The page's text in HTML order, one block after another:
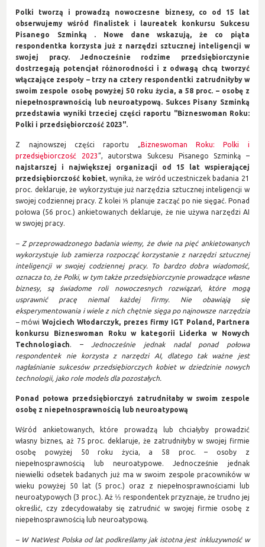
Polki tworzą i prowadzą nowoczesne biznesy, co od 15 lat
obserwujemy wśród finalistek i laureatek konkursu Sukcesu
Pisanego Szminką .
Nowe dane wskazują, że co piąta
respondentka korzysta już z narzędzi sztucznej inteligencji w
swojej pracy. Jednocześnie rodzime przedsiębiorczynie
dostrzegają potencjał różnorodności i z odwagą chcą tworzyć
włączające zespoły – trzy na cztery respondentki zatrudniłyby w
swoim zespole osobę powyżej 50 roku życia, a 58 proc. – osobę z
niepełnosprawnością lub neuroatypową. Sukces Pisany Szminką
przedstawia wyniki trzeciej części raportu "Bizneswoman Roku:
Polki i przedsiębiorczość 2023".
Z najnowszej części raportu „ Bizneswoman Roku: Polki i
przedsiębiorczość 2023”, autorstwa Sukcesu Pisanego Szminką –
najstarszej i największej organizacji od 15 lat wspierającej
przedsiębiorczość kobiet , wynika, że wśród uczestniczek badania 21
proc. deklaruje, że wykorzystuje już narzędzia sztucznej inteligencji w
swojej codziennej pracy. Z kolei ⅕ planuje zacząć po nie sięgać. Ponad
połowa (56 proc.) ankietowanych deklaruje, że nie używa narzędzi AI
w swojej pracy.
– Z przeprowadzonego badania wiemy, że dwie na pięć ankietowanych
wykorzystuje lub zamierza rozpocząć korzystanie z narzędzi sztucznej
inteligencji w swojej codziennej pracy. To bardzo dobra wiadomość,
oznacza to, że Polki, w tym także przedsiębiorczynie prowadzące własne
biznesy, są świadome roli nowoczesnych rozwiązań, które mogą
usprawnić pracę niemal każdej firmy. Nie obawiają się
eksperymentowania i wiele z nich chętnie sięga po najnowsze narzędzia
–mówiWojciech Włodarczyk, prezes firmy IGT Poland, Partnera
konkursu Bizneswoman Roku w kategorii Liderka w Nowych
Technologiach . –Jednocześnie jednak nadal ponad połowa
respondentek nie korzysta z narzędzi AI, dlatego tak ważne jest
nagłaśnianie sukcesów przedsiębiorczych kobiet w dziedzinie nowych
technologii, jako role models dla pozostałych.
Ponad połowa przedsiębiorczyń zatrudniłaby w swoim zespole
osobę z niepełnosprawnością lub neuroatypową
Wśród ankietowanych, które prowadzą lub chciałyby prowadzić
własny biznes, aż 75 proc. deklaruje, że zatrudniłyby w swojej firmie
osobę powyżej 50 roku życia, a 58 proc. – osoby z
niepełnosprawnością lub neuroatypowe. Jednocześnie jednak
niewielki odsetek badanych już ma w swoim zespole pracowników w
wieku powyżej 50 lat (5 proc.) oraz z niepełnosprawnościami lub
neuroatypowych (3 proc.). Aż ⅓ respondentek przyznaje, że trudno jej
określić, czy zdecydowałaby się zatrudnić w swojej firmie osobę z
niepełnosprawnością lub neuroatypową.
– W NatWest Polska od lat podkreślamy jak istotna jest inkluzywność w